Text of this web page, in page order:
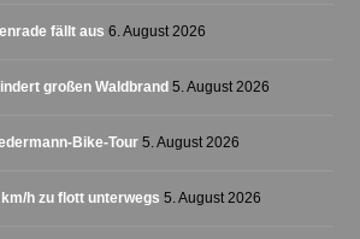
fällt aus 6. August 2026
großen Waldbrand 5. August 2026
Bike-Tour 5. August 2026
h zu flott unterwegs 5. August 2026